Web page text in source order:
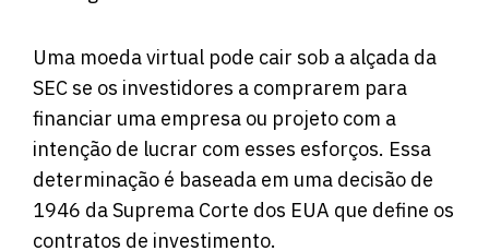
Uma moeda virtual pode cair sob a alçada da
SEC se os investidores a comprarem para
financiar uma empresa ou projeto com a
intenção de lucrar com esses esforços. Essa
determinação é baseada em uma decisão de
1946 da Suprema Corte dos EUA que define os
contratos de investimento.